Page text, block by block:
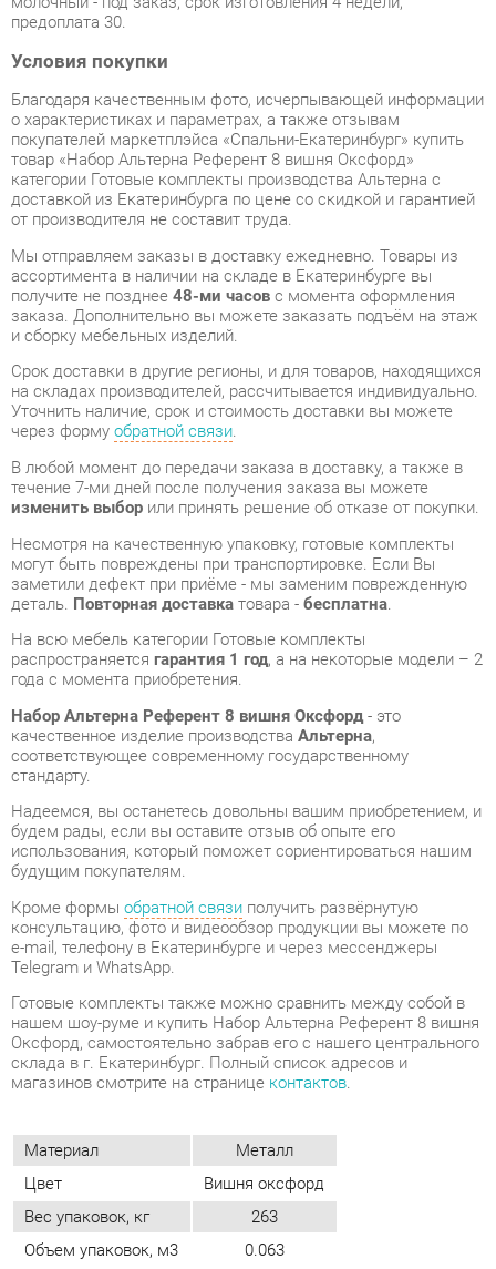
Благодаря качественным фото, исчерпывающей информации
о характеристиках и параметрах, а также отзывам
покупателей маркетплэйса «Спальни-Екатеринбург» купить
товар «Набор Альтерна Референт 8 вишня Оксфорд»
категории Готовые комплекты производства Альтерна с
доставкой из Екатеринбурга по цене со скидкой и гарантией
от производителя не составит труда.
Мы отправляем заказы в доставку ежедневно. Товары из
ассортимента в наличии на складе в Екатеринбурге вы
получите не позднее48-ми часовс момента оформления
заказа. Дополнительно вы можете заказать подъём на этаж
Срок доставки в другие регионы, и для товаров, находящихся
на складах производителей, рассчитывается индивидуально.
Уточнить наличие, срок и стоимость доставки вы можете
через формуобратной связи.
В любой момент до передачи заказа в доставку, а также в
течение 7-ми дней после получения заказа вы можете
изменить выборили принять решение об отказе от покупки.
Несмотря на качественную упаковку, готовые комплекты
могут быть повреждены при транспортировке. Если Вы
заметили дефект при приёме - мы заменим поврежденную
деталь.Повторная доставка товара -бесплатна.
На всю мебель категории Готовые комплекты
распространяетсягарантия 1 год, а на некоторые модели – 2
года с момента приобретения.
Набор Альтерна Референт 8 вишня Оксфорд- это
соответствующее современному государственному
стандарту.
будем рады, если вы оставите отзыв об опыте его
использования, который поможет сориентироваться нашим
будущим покупателям.
Кроме формы
консультацию, фото и видеообзор продукции вы можете по
e-mail, телефону в Екатеринбурге и через мессенджеры
Telegram и WhatsApp.
Готовые комплекты также можно сравнить между собой в
нашем шоу-руме и купить Набор Альтерна Референт 8 вишня
Оксфорд, самостоятельно забрав его с нашего центрального
склада в г. Екатеринбург. Полный список адресов и
магазинов смотрите на странице контактов
Материал Металл
Цвет
Вишня оксфорд
Вес упаковок, кг
263
ОТЗЫВЫ
Пока нет отзывов, поделитесь первым своим мнением.
ДОБАВИТЬ ОТЗЫВ